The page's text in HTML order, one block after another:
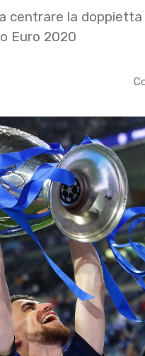
centrare la
Euro 2020